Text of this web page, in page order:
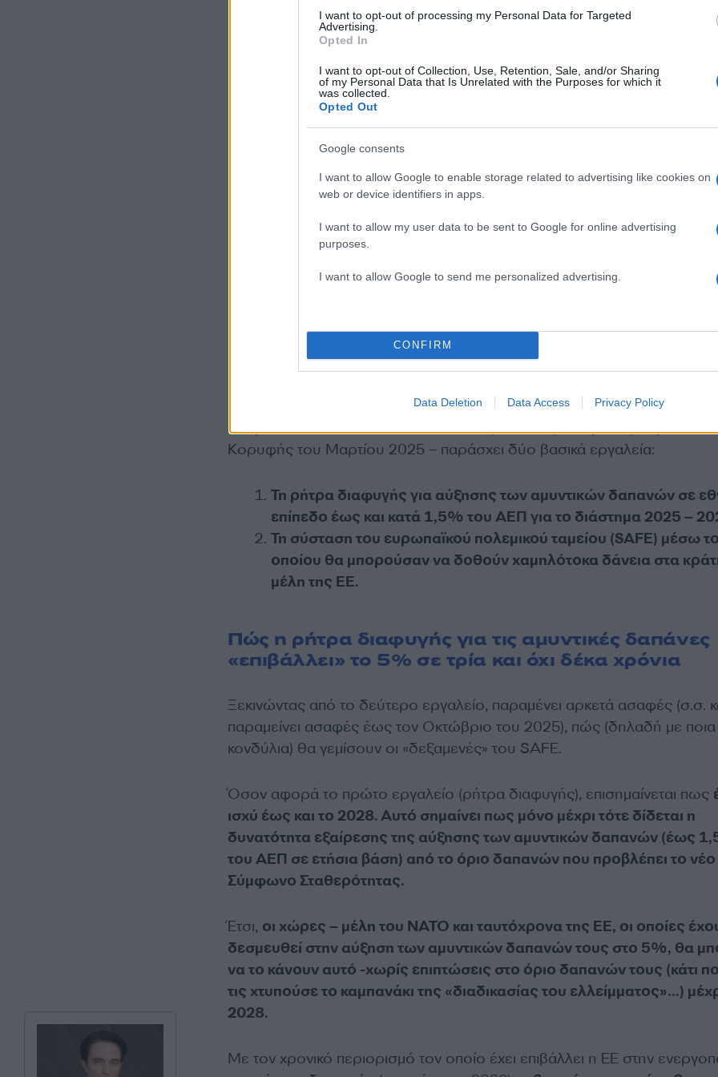
I want to opt-out of processing my Personal Data for Targeted
Advertising.
Opted In
I want to opt-out of Collection, Use, Retention, Sale, and/or Sharing
of my Personal Data that Is Unrelated with the Purposes for which it
was collected.
Opted Out
Google consents
I want to allow Google to enable storage related to advertising like cookies on
web or device identifiers in apps.
I want to allow my user data to be sent to Google for online advertising
purposes.
I want to allow Google to send me personalized advertising.
CONFIRM
Data Deletion Data Access Privacy Policy
Και για αυτό το σκοπό – στα πλαίσια της σχετικής απόφασης της
Κορυφής του Μαρτίου 2025 – παράσχει δύο βασικά εργαλεία:
Τη ρήτρα διαφυγής για αύξησης των αμυντικών δαπανών σε
επίπεδο έως και κατά 1,5% του ΑΕΠ για το διάστημα 2025 –
Τη σύσταση του ευρωπαϊκού πολεμικού ταμείου (SAFE) μέσω
οποίου θα μπορούσαν να δοθούν χαμηλότοκα δάνεια στα
μέλη της ΕΕ.
Πώς η ρήτρα διαφυγής για τις αμυντικές δαπάνες
«επιβάλλει» το 5% σε τρία και όχι δέκα χρόνια
Ξεκινώντας από το δεύτερο εργαλείο, παραμένει αρκετά ασαφές (σ.σ.
παραμείνει ασαφές έως τον Οκτώβριο του 2025), πώς (δηλαδή με ποια
κονδύλια) θα γεμίσουν οι «δεξαμενές» του SAFE.
Όσον αφορά το πρώτο εργαλείο (ρήτρα διαφυγής), επισημαίνεται πως
ισχύ έως και το 2028. Αυτό σημαίνει πως μόνο μέχρι τότε δίδεται η
δυνατότητα εξαίρεσης της αύξησης των αμυντικών δαπανών (έως
του ΑΕΠ σε ετήσια βάση) από το όριο δαπανών που προβλέπει το νέο
Σύμφωνο Σταθερότητας.
Έτσι, οι χώρες – μέλη του ΝΑΤΟ και ταυτόχρονα της ΕΕ, οι οποίες
δεσμευθεί στην αύξηση των αμυντικών δαπανών τους στο 5%, θα
να το κάνουν αυτό -χωρίς επιπτώσεις στο όριο δαπανών τους (κάτι
τις χτυπούσε το καμπανάκι της «διαδικασίας του ελλείμματος»…)
2028.
Με τον χρονικό περιορισμό τον οποίο έχει επιβάλλει η ΕΕ στην